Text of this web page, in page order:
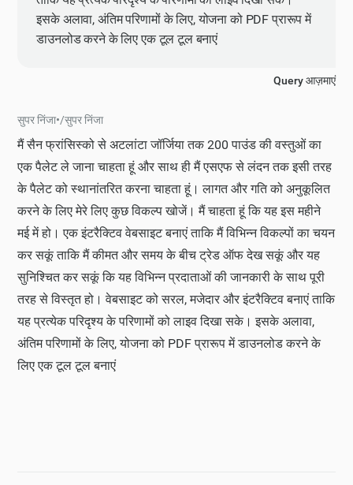
इसके अलावा, अंतिम परिणामों के लिए, योजना को PDF प्रारूप में
डाउनलोड करने के लिए एक टूल टूल बनाएं
Query आज़माएं
सुपर निंजा•/सुपर निंजा
मैं सैन फ्रांसिस्को से अटलांटा जॉर्जिया तक 200 पाउंड की वस्तुओं का
एक पैलेट ले जाना चाहता हूं और साथ ही मैं एसएफ से लंदन तक इसी तरह
के पैलेट को स्थानांतरित करना चाहता हूं। लागत और गति को अनुकूलित
करने के लिए मेरे लिए कुछ विकल्प खोजें। मैं चाहता हूं कि यह इस महीने
मई में हो। एक इंटरैक्टिव वेबसाइट बनाएं ताकि मैं विभिन्न विकल्पों का चयन
कर सकूं ताकि मैं कीमत और समय के बीच ट्रेड ऑफ देख सकूं और यह
सुनिश्चित कर सकूं कि यह विभिन्न प्रदाताओं की जानकारी के साथ पूरी
तरह से विस्तृत हो। वेबसाइट को सरल, मजेदार और इंटरैक्टिव बनाएं ताकि
यह प्रत्येक परिदृश्य के परिणामों को लाइव दिखा सके। इसके अलावा,
अंतिम परिणामों के लिए, योजना को PDF प्रारूप में डाउनलोड करने के
लिए एक टूल टूल बनाएं